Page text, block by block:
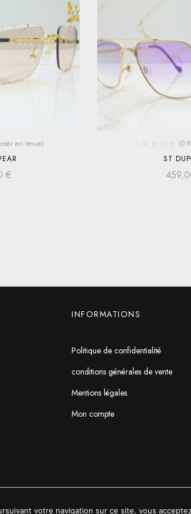
en revue)
€
(0
ST
INFORMATIONS
Politique de confidentialité
conditions générales de vente
Mentions légales
Mon compte
votre navigation sur ce site, vous